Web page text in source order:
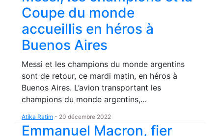
Coupe du monde
accueillis en héros à
Buenos Aires
Messi et les champions du monde argentins
sont de retour, ce mardi matin, en héros à
Buenos Aires. L’avion transportant les
champions du monde argentins,…
Atika Ratim - 20 décembre 2022
Emmanuel Macron, fier